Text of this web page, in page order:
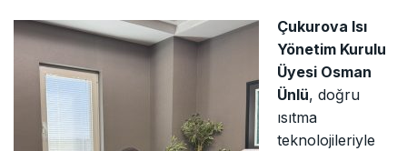
Çukurova Isı
Yönetim Kurulu
Üyesi Osman
Ünlü, doğru
ısıtma
teknolojileriyle